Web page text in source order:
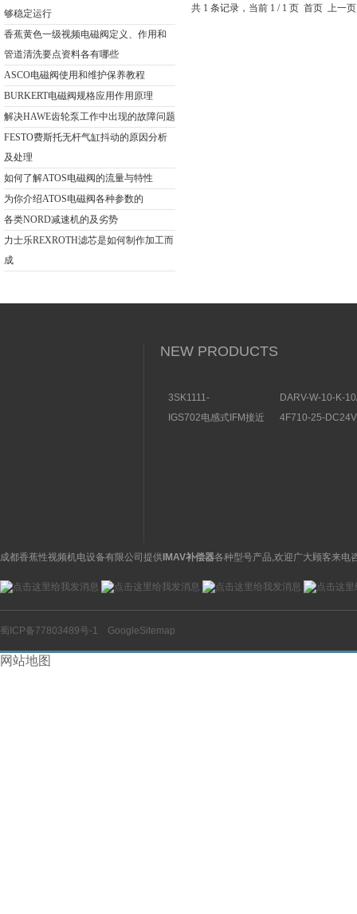
够稳定运行
香蕉黄色一级视频电磁阀定义、作用和
管道清洗要点资料各有哪些
ASCO电磁阀使用和维护保养教程
BURKERT电磁阀规格应用作用原理
解决HAWE齿轮泵工作中出现的故障问题
FESTO费斯托无杆气缸抖动的原因分析
及处理
如何了解ATOS电磁阀的流量与特性
为你介绍ATOS电磁阀各种参数的
各类NORD减速机的及劣势
力士乐REXROTH滤芯是如何制作加工而
成
共 1 条记录，当前 1 / 1 页 首页 上
NEW PRODUCTS
3SK1111-
关特点及功能
DARV-W-10-K-
构分析
IGS702电感式IFM接近
4F710-25-
成都香蕉性视频机电设备有限公司提供 IMAV补偿器各种型号产品,欢迎广大顾客来电
蜀ICP备77803489号-1 GoogleSitemap
网站地图